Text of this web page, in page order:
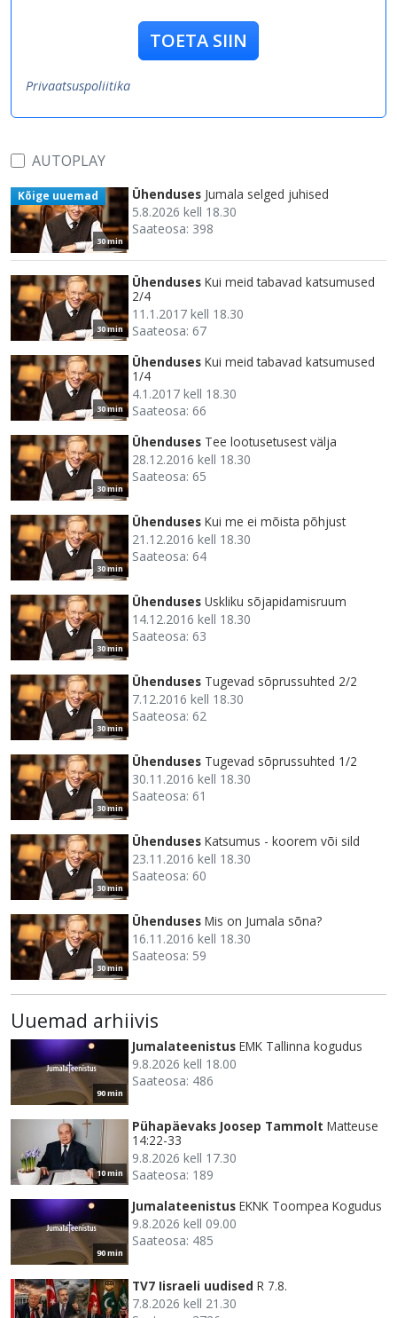
TOETA SIIN
Privaatsuspoliitika
AUTOPLAY
30 min
Kõige uuemad Ühenduses Jumala selged juhised
5.8.2026 kell 18.30
Saateosa: 398
30 min
Ühenduses Kui meid tabavad katsumused
2/4
11.1.2017 kell 18.30
Saateosa: 67
30 min
Ühenduses Kui meid tabavad katsumused
1/4
4.1.2017 kell 18.30
Saateosa: 66
30 min
Ühenduses Tee lootusetusest välja
28.12.2016 kell 18.30
Saateosa: 65
30 min
Ühenduses Kui me ei mõista põhjust
21.12.2016 kell 18.30
Saateosa: 64
30 min
Ühenduses Uskliku sõjapidamisruum
14.12.2016 kell 18.30
Saateosa: 63
30 min
Ühenduses Tugevad sõprussuhted 2/2
7.12.2016 kell 18.30
Saateosa: 62
30 min
Ühenduses Tugevad sõprussuhted 1/2
30.11.2016 kell 18.30
Saateosa: 61
30 min
Ühenduses Katsumus - koorem või sild
23.11.2016 kell 18.30
Saateosa: 60
30 min
Ühenduses Mis on Jumala sõna?
16.11.2016 kell 18.30
Saateosa: 59
Uuemad arhiivis
90 min
Jumalateenistus EMK Tallinna kogudus
9.8.2026 kell 18.00
Saateosa: 486
10 min
Pühapäevaks Joosep Tammolt Matteuse
14:22-33
9.8.2026 kell 17.30
Saateosa: 189
90 min
Jumalateenistus EKNK Toompea Kogudus
9.8.2026 kell 09.00
Saateosa: 485
TV7 Iisraeli uudised R 7.8.
7.8.2026 kell 21.30